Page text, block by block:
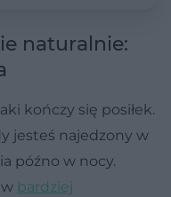
naturalnie:
kończy się posiłek.
jesteś najedzony w
późno w nocy.
bardziej